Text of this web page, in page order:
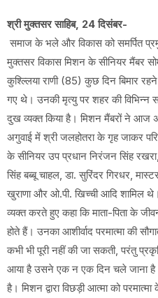
श्री मुक्तसर साहिब, 24 दिसंबर-
समाज के भले और विकास को समर्पित
मुक्तसर विकास मिशन के सीनियर मैंबर
कुश्ल्लिया राणी (85) कुछ दिन बिमार
गए थे। उनकी मृत्यु पर शहर की विभिन्न
दुख व्यक्त किया है। मिशन मैंबरों ने आज
अगुवाई में श्री जलहोतरा के गृह जाकर
के सीनियर उप प्रधान निरंजन सिंह
सिंह बब्बू चाहल, डा. सुरिंदर गिरधर,
खुराणा और ओ.पी. खिच्ची आदि शामिल थे।
व्यक्त करते हुए कहा कि माता-पिता के
होते हैं। उनका आशीर्वाद परमात्मा की
कभी भी पूरी नहीं की जा सकती, परंतु
आया है उसने एक न एक दिन चले जाना
है। मिशन द्वारा विछड़ी आत्मा को